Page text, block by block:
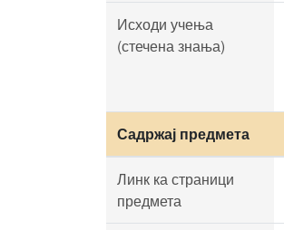
Исходи учења
(стечена знања)
Садржај предмета
Линк ка страници
предмета